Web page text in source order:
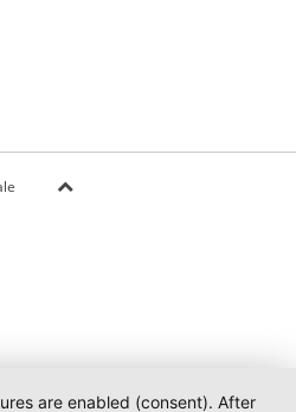
are enabled (consent). After